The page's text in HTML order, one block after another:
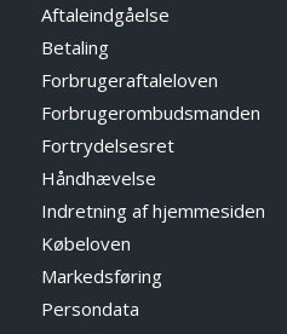
Aftaleindgåelse
Betaling
Forbrugeraftaleloven
Forbrugerombudsmanden
Fortrydelsesret
Håndhævelse
Indretning af hjemmesiden
Købeloven
Markedsføring
Persondata